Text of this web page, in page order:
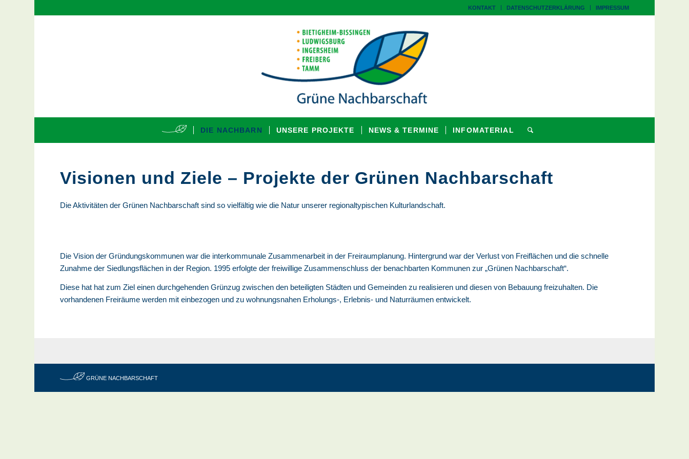
KONTAKT DATENSCHUTZERKLÄRUNG IMPRESSUM
DIE NACHBARN UNSERE PROJEKTE NEWS & TERMINE INFOMATERIAL
Visionen und Ziele – Projekte der Grünen Nachbarschaft
Die Aktivitäten der Grünen Nachbarschaft sind so vielfältig wie die Natur unserer regionaltypischen Kulturlandschaft.
Die Vision der Gründungskommunen war die interkommunale Zusammenarbeit in der Freiraumplanung. Hintergrund war der Verlust von Freiflächen und die schnelle
Zunahme der Siedlungsflächen in der Region. 1995 erfolgte der freiwillige Zusammenschluss der benachbarten Kommunen zur „Grünen Nachbarschaft“.
Diese hat hat zum Ziel einen durchgehenden Grünzug zwischen den beteiligten Städten und Gemeinden zu realisieren und diesen von Bebauung freizuhalten. Die
vorhandenen Freiräume werden mit einbezogen und zu wohnungsnahen Erholungs-, Erlebnis- und Naturräumen entwickelt.
GRÜNE NACHBARSCHAFT